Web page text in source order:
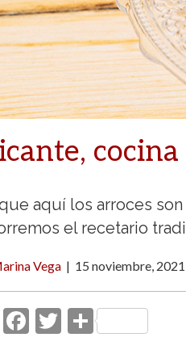
aquí los arroces
el recetario
Vega | 15 noviembre, 2021
W F
T C